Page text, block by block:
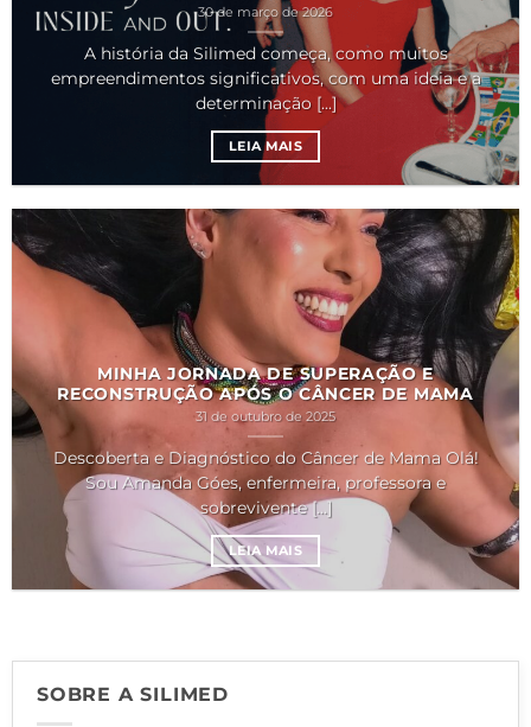
30 de março de 2026
A história da Silimed começa, como muitos
empreendimentos significativos, com uma ideia e a
determinação [...]
LEIA MAIS
MINHA JORNADA DE SUPERAÇÃO E
RECONSTRUÇÃO APÓS O CÂNCER DE MAMA
31 de outubro de 2025
Descoberta e Diagnóstico do Câncer de Mama Olá!
Sou Amanda Góes, enfermeira, professora e
sobrevivente [...]
LEIA MAIS
SOBRE A SILIMED